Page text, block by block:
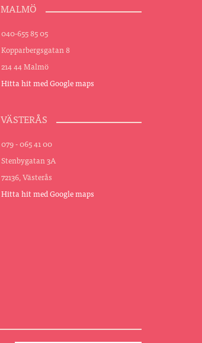
MALMÖ
040-655 85 05
Kopparbergsgatan 8
214 44 Malmö
Hitta hit med Google maps
VÄSTERÅS
079 - 065 41 00
Stenbygatan 3A
72136, Västerås
Hitta hit med Google maps